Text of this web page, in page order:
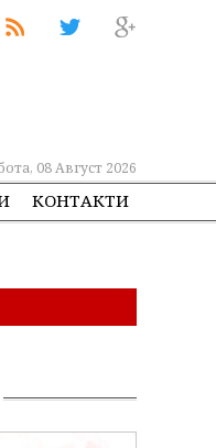
08 Август 2026
КОНТАКТИ